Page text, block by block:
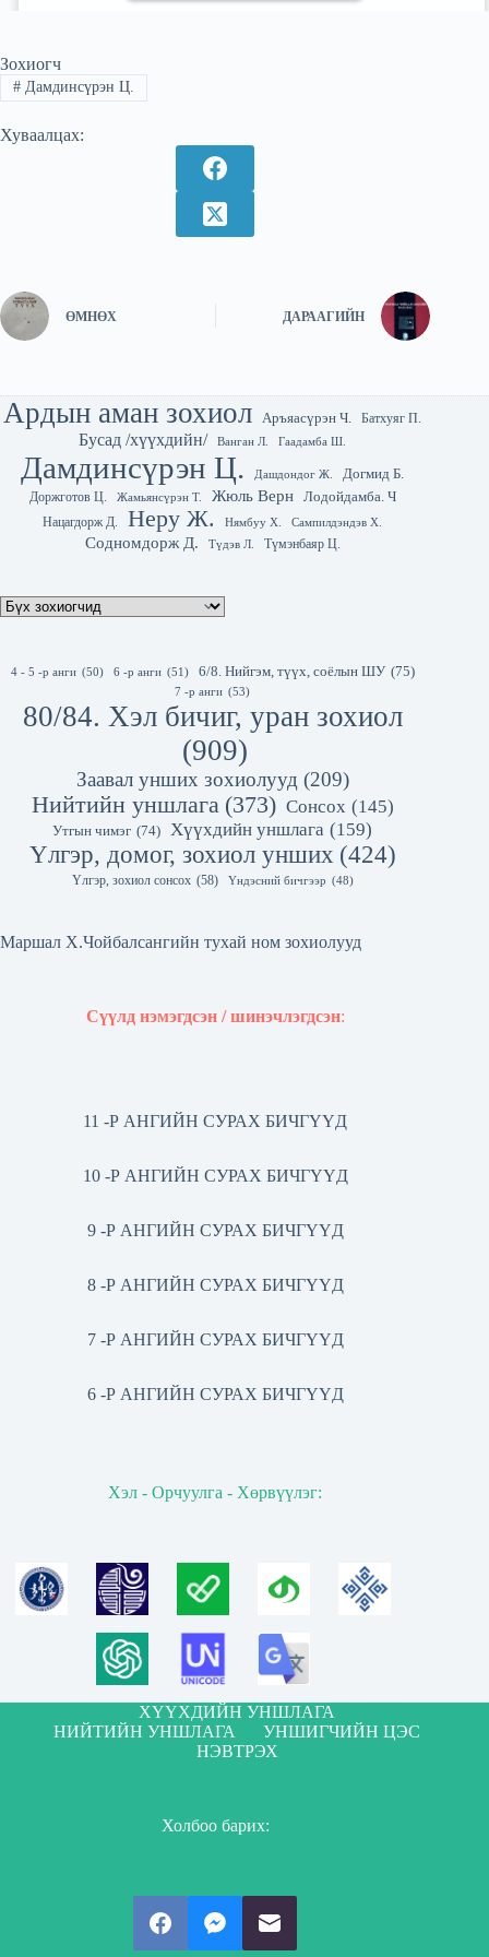
Зохиогч
#Дамдинсүрэн Ц.
Хуваалцах:
ӨМНӨХ ДАРААГИЙН
Ардын аман зохиол Аръяасүрэн Ч. Батхуяг П.
Бусад /хүүхдийн/ Ванган Л. Гаадамба Ш.
Дамдинсүрэн Ц. Дашдондог Ж.
Догмид Б.
Доржготов Ц.
Жамьянсүрэн Т. Жюль Верн Лодойдамба. Ч
Нацагдорж Д. Неру Ж. Нямбуу Х. Сампилдэндэв Х.
Содномдорж Д. Түдэв Л. Түмэнбаяр Ц.
4 - 5 -р анги (50) 6 -р анги (51) 6/8. Нийгэм, түүх, соёлын ШУ (75)
7 -р анги (53)
80/84. Хэл бичиг, уран зохиол
(909)
Заавал унших зохиолууд (209)
Нийтийн уншлага (373) Сонсох (145)
Утгын чимэг (74) Хүүхдийн уншлага (159)
Үлгэр, домог, зохиол унших (424)
Үлгэр, зохиол сонсох (58) Үндэсний бичгээр (48)
Маршал Х.Чойбалсангийн тухай ном зохиолууд
Сүүлд нэмэгдсэн / шинэчлэгдсэн:
11 -Р АНГИЙН СУРАХ БИЧГҮҮД
10 -Р АНГИЙН СУРАХ БИЧГҮҮД
9 -Р АНГИЙН СУРАХ БИЧГҮҮД
8 -Р АНГИЙН СУРАХ БИЧГҮҮД
7 -Р АНГИЙН СУРАХ БИЧГҮҮД
6 -Р АНГИЙН СУРАХ БИЧГҮҮД
Хэл - Орчуулга - Хөрвүүлэг:
ХҮҮХДИЙН УНШЛАГА
НИЙТИЙН УНШЛАГА
УНШИГЧИЙН ЦЭС
НЭВТРЭХ
Холбоо барих: